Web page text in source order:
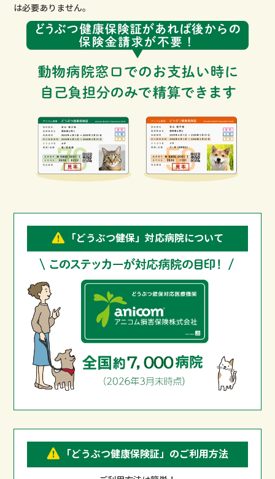
は必要ありません。
「どうぶつ健保」対応病院について
「どうぶつ健康保険証」のご利用方法